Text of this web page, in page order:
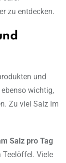
zu entdecken.
und
wichtig,
Zu viel Salz im
Salz pro Tag
Teelöffel. Viele